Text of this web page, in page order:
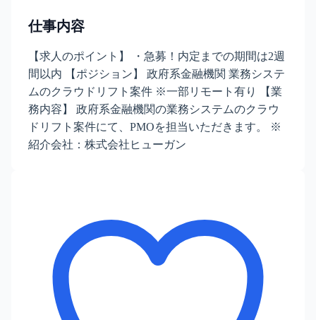
仕事内容
【求人のポイント】 ・急募！内定までの期間は2週
間以内 【ポジション】 政府系金融機関 業務システ
ムのクラウドリフト案件 ※一部リモート有り 【業
務内容】 政府系金融機関の業務システムのクラウ
ドリフト案件にて、PMOを担当いただきます。 ※
紹介会社：株式会社ヒューガン